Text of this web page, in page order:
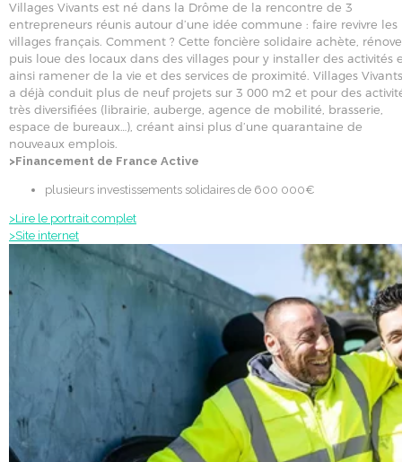
Villages Vivants est né dans la Drôme de la rencontre de 3
entrepreneurs réunis autour d’une idée commune : faire revivre les
villages français. Comment ? Cette foncière solidaire achète, rénove
puis loue des locaux dans des villages pour y installer des activités
ainsi ramener de la vie et des services de proximité. Villages Vivants
a déjà conduit plus de neuf projets sur 3 000 m2 et pour des
très diversifiées (librairie, auberge, agence de mobilité, brasserie,
espace de bureaux…), créant ainsi plus d’une quarantaine de
nouveaux emplois.
>Financement de France Active
plusieurs investissements solidaires de 600 000€
>Lire le portrait complet
>Site internet